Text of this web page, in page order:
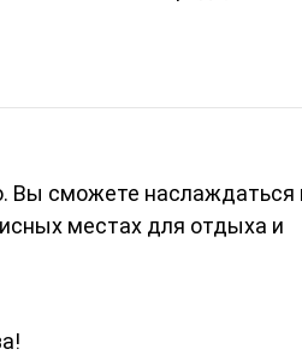
Вы сможете наслаждаться
местах для отдыха и